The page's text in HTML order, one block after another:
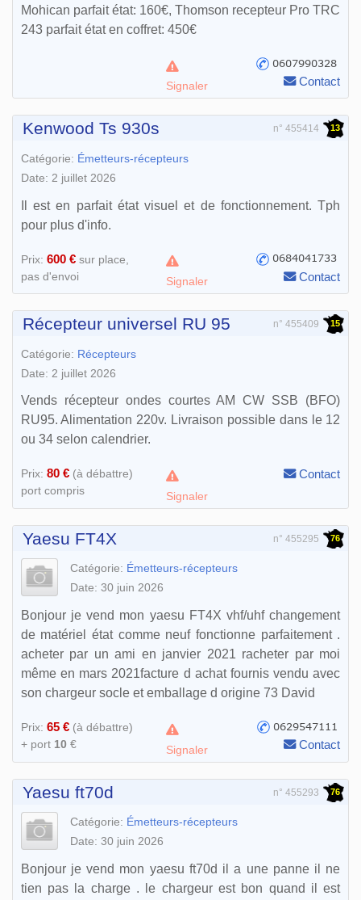
Mohican parfait état: 160€, Thomson recepteur Pro TRC
243 parfait état en coffret: 450€
Signaler Contact
Kenwood Ts 930s n° 455414 13
Catégorie: Émetteurs-récepteurs
Date: 2 juillet 2026
Il est en parfait état visuel et de fonctionnement. Tph
pour plus d'info.
Prix: 600 € sur place,
pas d'envoi
Signaler Contact
Récepteur universel RU 95 n° 455409 15
Catégorie: Récepteurs
Date: 2 juillet 2026
Vends récepteur ondes courtes AM CW SSB (BFO)
RU95. Alimentation 220v. Livraison possible dans le 12
ou 34 selon calendrier.
Prix: 80 € (à débattre)
port compris
Signaler
Contact
Yaesu FT4X n° 455295 76
Catégorie: Émetteurs-récepteurs
Date: 30 juin 2026
Bonjour je vend mon yaesu FT4X vhf/uhf changement
de matériel état comme neuf fonctionne parfaitement .
acheter par un ami en janvier 2021 racheter par moi
même en mars 2021facture d achat fournis vendu avec
son chargeur socle et emballage d origine 73 David
Prix: 65 € (à débattre)
+ port 10 € Signaler Contact
Yaesu ft70d n° 455293 76
Catégorie: Émetteurs-récepteurs
Date: 30 juin 2026
Bonjour je vend mon yaesu ft70d il a une panne il ne
tien pas la charge . le chargeur est bon quand il est